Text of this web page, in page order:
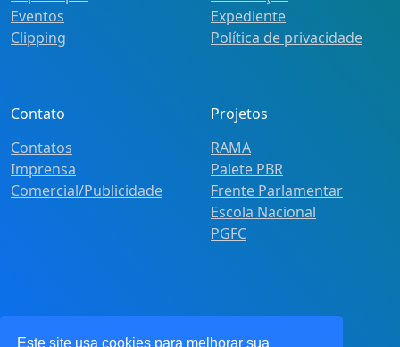
Este site usa cookies para melhorar sua
Eventos
Clipping
Expediente
Política de privacidade
Contato
Contatos
Imprensa
Comercial/Publicidade
Projetos
RAMA
Palete PBR
Frente Parlamentar
Escola Nacional
PGFC